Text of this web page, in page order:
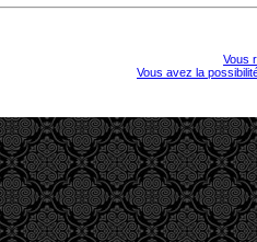
Vous
Vous avez la